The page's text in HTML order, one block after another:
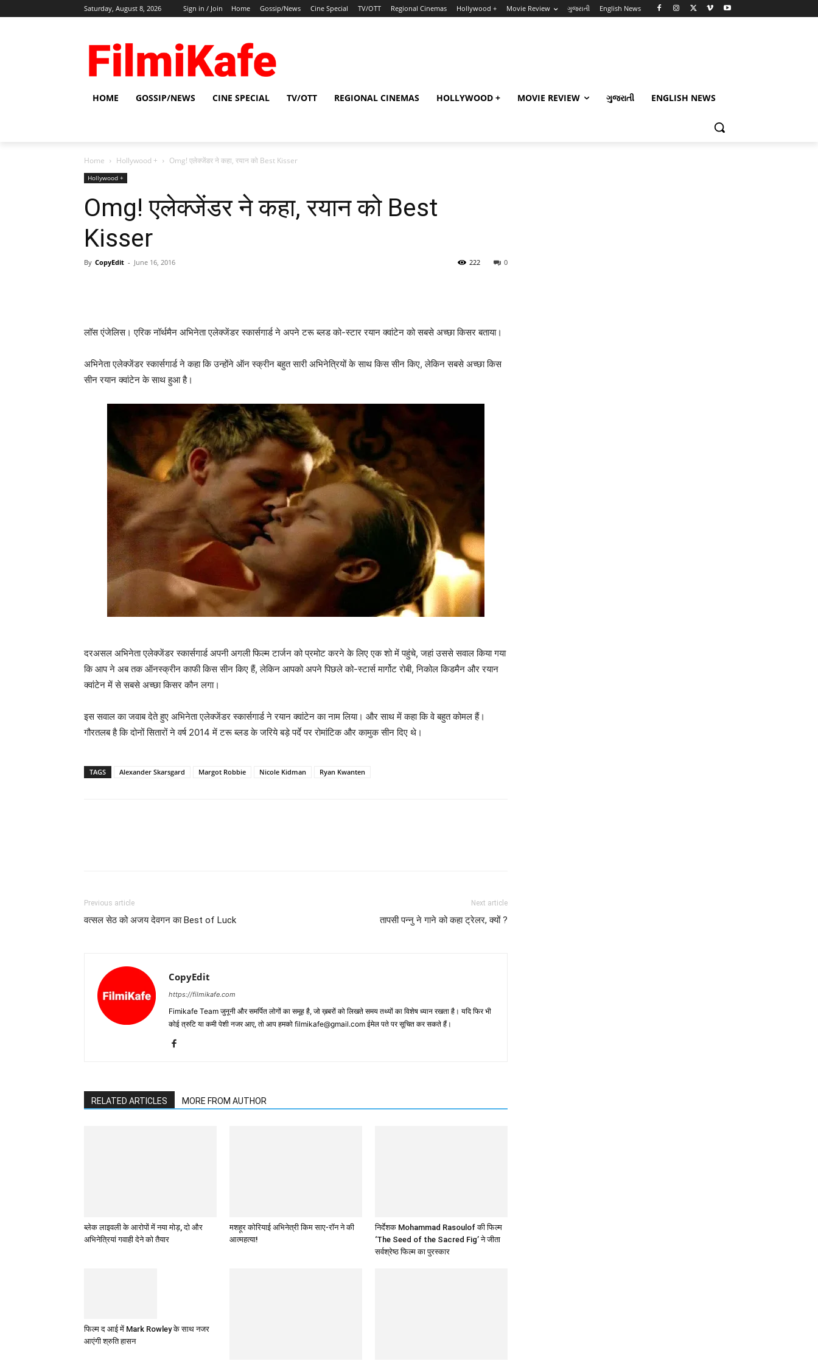
Saturday, August 8, 2026 Sign in / Join Home Gossip/News Cine Special TV/OTT Regional Cinemas Hollywood + Movie Review ગુજરાતી English News
HOME GOSSIP/NEWS CINE SPECIAL TV/OTT REGIONAL CINEMAS HOLLYWOOD + MOVIE REVIEW ગુજરાતી ENGLISH NEWS
Home Hollywood + Omg! एलेक्जेंडर ने कहा, रयान को Best Kisser
Hollywood +
Omg! एलेक्जेंडर ने कहा, रयान को Best
Kisser
By CopyEdit - June 16, 2016 0
222
लॉस एंजेलिस। एरिक नॉर्थमैन अभिनेता एलेक्जेंडर स्कार्सगार्ड ने अपने टरू ब्‍लड को-स्‍टार रयान क्वांटेन को सबसे अच्‍छा किसर बताया।
अभिनेता एलेक्जेंडर स्कार्सगार्ड ने कहा कि उन्‍होंने ऑन स्‍क्रीन बहुत सारी अभिनेत्रियों के साथ किस सीन किए, लेकिन सबसे अच्‍छा किस
सीन रयान क्वांटेन के साथ हुआ है।
दरअसल अभिनेता एलेक्जेंडर स्कार्सगार्ड अपनी अगली फिल्‍म टार्जन को प्रमोट करने के लिए एक शो में पहुंचे, जहां उससे सवाल किया गया
कि आप ने अब तक ऑनस्‍क्रीन काफी किस सीन किए हैं, लेकिन आपको अपने पिछले को-स्‍टार्स मार्गोट रोबी, निकोल किडमैन और रयान
क्वांटेन में से सबसे अच्‍छा किसर कौन लगा।
इस सवाल का जवाब देते हुए अभिनेता एलेक्जेंडर स्कार्सगार्ड ने रयान क्वांटेन का नाम लिया। और साथ में कहा कि वे बहुत कोमल हैं।
गौरतलब है कि दोनों सितारों ने वर्ष 2014 में टरू ब्‍लड के जरिये बड़े पर्दे पर रोमांटिक और कामुक सीन दिए थे।
TAGS Alexander Skarsgard Margot Robbie Nicole Kidman Ryan Kwanten
Previous article
वत्सल सेठ को अजय देवगन का Best of Luck
Next article
तापसी पन्‍नु ने गाने को कहा ट्रेलर, क्‍यों ?
CopyEdit
https://filmikafe.com
Fimikafe Team जुनूनी और समर्पित लोगों का समूह है, जो ख़बरों को लिखते समय तथ्‍यों का विशेष ध्‍यान रखता है। यदि फिर भी
कोई त्रुटि या कमी पेशी नजर आए, तो आप हमको filmikafe@gmail.com ईमेल पते पर सूचित कर सकते हैं।
RELATED ARTICLES MORE FROM AUTHOR
ब्लेक लाइवली के आरोपों में नया मोड़, दो और
अभिनेत्रियां गवाही देने को तैयार
मशहूर कोरियाई अभिनेत्री किम साए-रॉन ने की
आत्महत्या!
निर्देशक Mohammad Rasoulof की फिल्म
‘The Seed of the Sacred Fig’ ने जीता
सर्वश्रेष्ठ फिल्म का पुरस्कार
फिल्‍म द आई में Mark Rowley के साथ नजर
आएंगी श्रुति हासन